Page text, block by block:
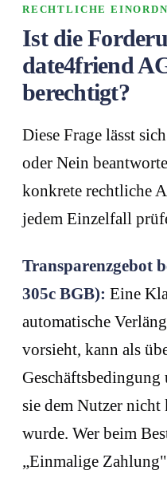
RECHTLICHE
Ist die
date4friend
berechtigt?
Diese Frage lässt
oder Nein
konkrete rechtliche
jedem Einzelfall
Transparenzgebot
305c BGB): Eine
automatische
vorsieht, kann als
sie dem Nutzer
wurde. Wer beim
„Einmalige